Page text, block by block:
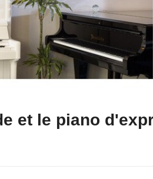
et le piano